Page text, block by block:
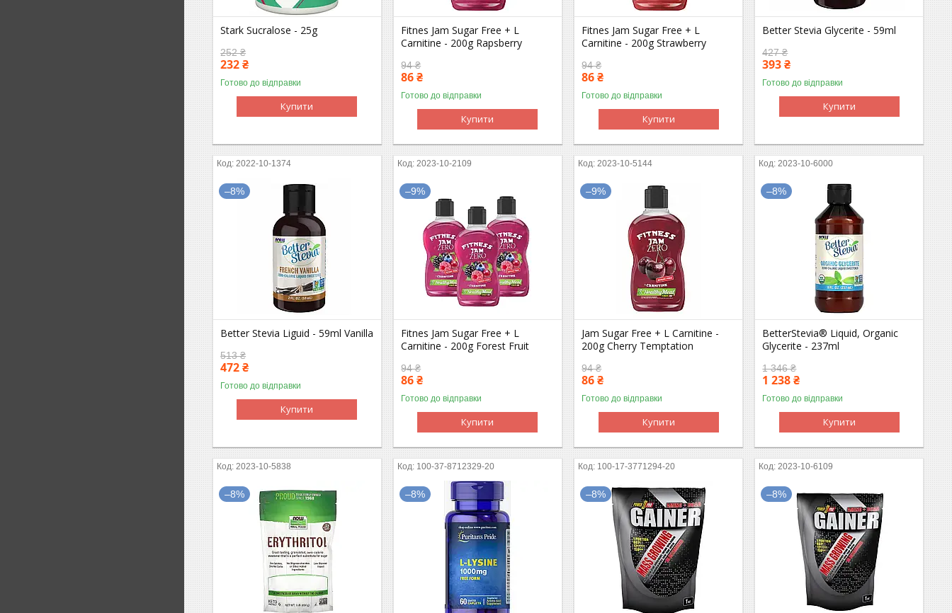
Stark Sucralose - 25g
252 ₴
232 ₴
Готово до відправки
Купити
Fitnes Jam Sugar Free + L
Carnitine - 200g Rapsberry
94 ₴
86 ₴
Готово до відправки
Купити
Fitnes Jam Sugar Free + L
Carnitine - 200g Strawberry
94 ₴
86 ₴
Готово до відправки
Купити
Better Stevia Glycerite - 59ml
427 ₴
393 ₴
Готово до відправки
Купити
2022-10-1374
–8%
Better Stevia Liguid - 59ml Vanilla
513 ₴
472 ₴
Готово до відправки
Купити
2023-10-2109
–9%
Fitnes Jam Sugar Free + L
Carnitine - 200g Forest Fruit
94 ₴
86 ₴
Готово до відправки
Купити
2023-10-5144
–9%
Jam Sugar Free + L Carnitine -
200g Cherry Temptation
94 ₴
86 ₴
Готово до відправки
Купити
2023-10-6000
–8%
BetterStevia® Liquid, Organic
Glycerite - 237ml
1 346 ₴
1 238 ₴
Готово до відправки
Купити
2023-10-5838
–8%
100-37-8712329-20
–8%
100-17-3771294-20
–8%
2023-10-6109
–8%